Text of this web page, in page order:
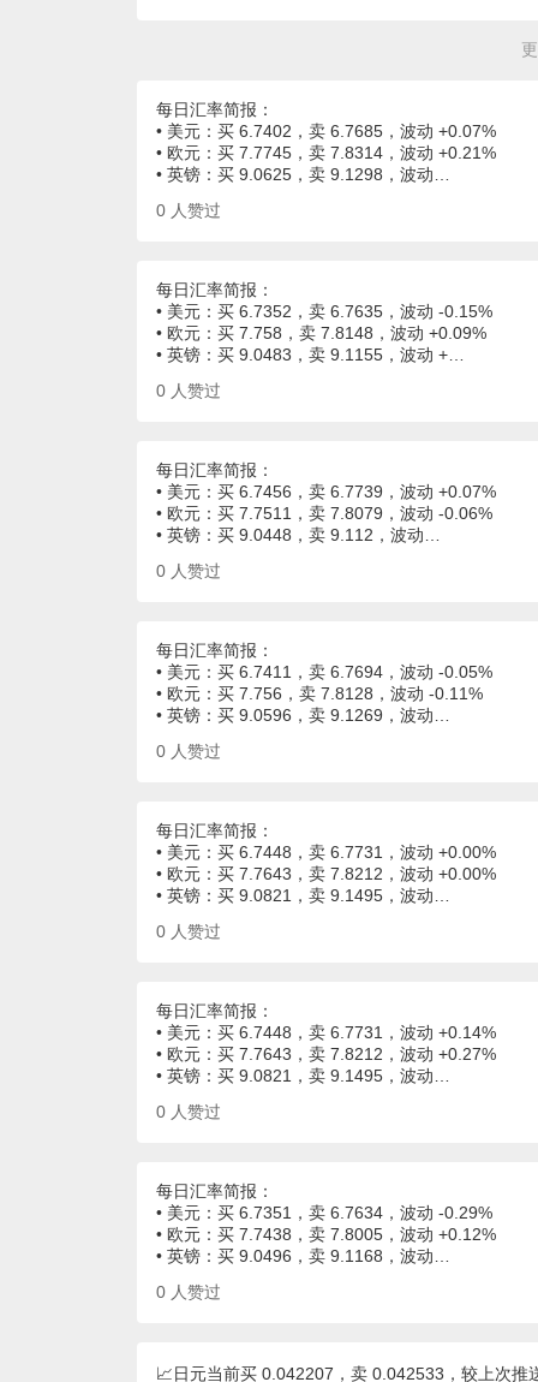
每日汇率简报：
• 美元：买 6.7402，卖 6.7685，波动 +0.07%
• 欧元：买 7.7745，卖 7.8314，波动 +0.21%
• 英镑：买 9.0625，卖 9.1298，波动…
0 人赞过
每日汇率简报：
• 美元：买 6.7352，卖 6.7635，波动 -0.15%
• 欧元：买 7.758，卖 7.8148，波动 +0.09%
• 英镑：买 9.0483，卖 9.1155，波动 +…
0 人赞过
每日汇率简报：
• 美元：买 6.7456，卖 6.7739，波动 +0.07%
• 欧元：买 7.7511，卖 7.8079，波动 -0.06%
• 英镑：买 9.0448，卖 9.112，波动…
0 人赞过
每日汇率简报：
• 美元：买 6.7411，卖 6.7694，波动 -0.05%
• 欧元：买 7.756，卖 7.8128，波动 -0.11%
• 英镑：买 9.0596，卖 9.1269，波动…
0 人赞过
每日汇率简报：
• 美元：买 6.7448，卖 6.7731，波动 +0.00%
• 欧元：买 7.7643，卖 7.8212，波动 +0.00%
• 英镑：买 9.0821，卖 9.1495，波动…
0 人赞过
每日汇率简报：
• 美元：买 6.7448，卖 6.7731，波动 +0.14%
• 欧元：买 7.7643，卖 7.8212，波动 +0.27%
• 英镑：买 9.0821，卖 9.1495，波动…
0 人赞过
每日汇率简报：
• 美元：买 6.7351，卖 6.7634，波动 -0.29%
• 欧元：买 7.7438，卖 7.8005，波动 +0.12%
• 英镑：买 9.0496，卖 9.1168，波动…
0 人赞过
📈日元当前买 0.042207，卖 0.042533，较上次推